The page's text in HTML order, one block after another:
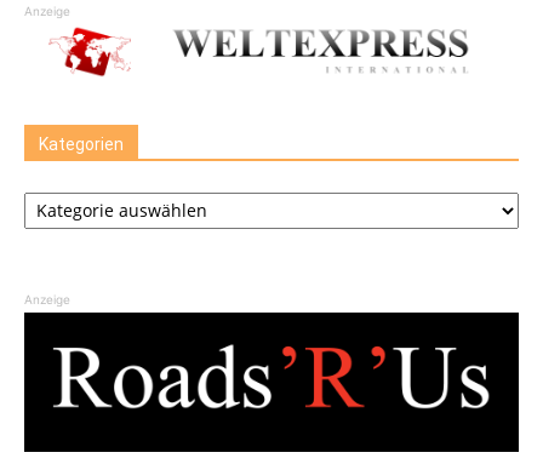
Anzeige
Kategorien
Kategorien
Anzeige